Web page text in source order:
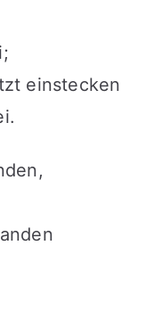
einstecken